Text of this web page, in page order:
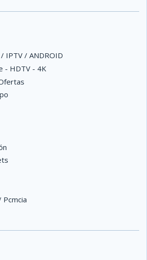
IPTV / ANDROID
- HDTV - 4K